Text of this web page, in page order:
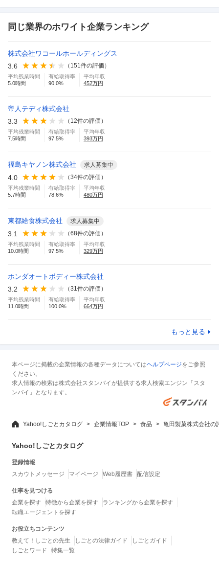
同じ業界のホワイト企業ランキング
株式会社ワコールホールディングス
3.6
（ 151件の評価）
平均残業時間
5.0時間
有給取得率
90.0%
平均年収
452万円
帝人テディ株式会社
3.3
（ 12件の評価）
平均残業時間
7.5時間
有給取得率
97.5%
平均年収
393万円
福島キヤノン株式会社 求人募集中
4.0 （34件の評価）
平均残業時間
5.7時間
有給取得率
78.6%
平均年収
480万円
東都給食株式会社 求人募集中
3.1 （68件の評価）
平均残業時間
10.0時間
有給取得率
97.5%
平均年収
329万円
ホンダオートボディー株式会社
3.2
（31件の評価）
平均残業時間
11.0時間
有給取得率
100.0%
平均年収
664万円
もっと見る
本ページに掲載の企業情報の各種データについてはヘルプページをご参照
ください。
求人情報の検索は株式会社スタンバイが提供する求人検索エンジン「スタ
ンバイ」となります。
Yahoo!しごとカタログ 企業情報TOP 食品 亀田製菓株式会社の
Yahoo!しごとカタログ
登録情報
スカウトメッセージ
マイページ Web履歴書 配信設定
仕事を見つける
企業を探す
特徴から企業を探す
ランキングから企業を探す
転職エージェントを探す
お役立ちコンテンツ
教えて！しごとの先生
しごとの法律ガイド
しごとガイド
しごとワード
特集一覧